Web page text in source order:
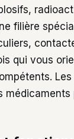
filière
qui vous
médicaments